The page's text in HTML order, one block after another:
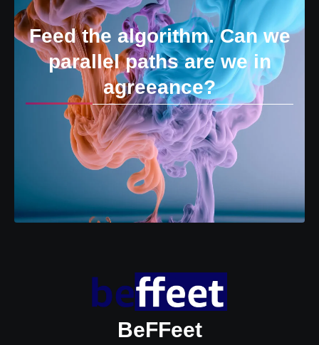
Feed the algorithm. Can we
parallel paths are we in
agreeance?
BeFFeet